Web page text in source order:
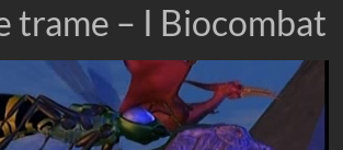
trame – I Biocombat